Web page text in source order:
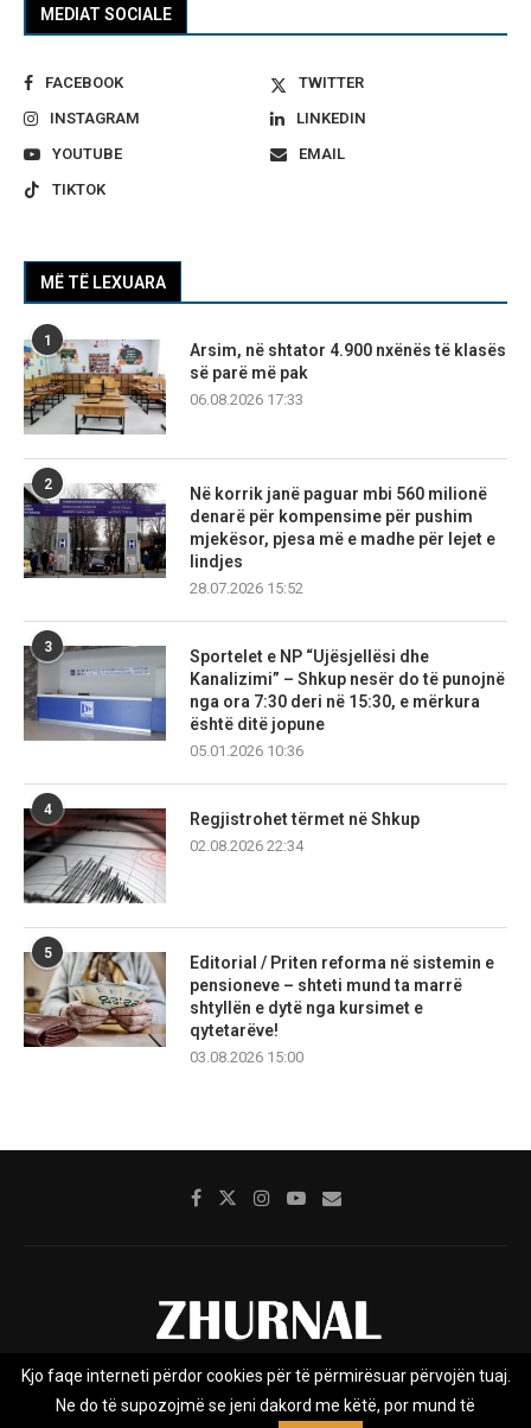
MEDIAT SOCIALE
FACEBOOK
TWITTER
INSTAGRAM
LINKEDIN
YOUTUBE
EMAIL
TIKTOK
MË TË LEXUARA
1
Arsim, në shtator 4.900 nxënës të klasës
së parë më pak
06.08.2026 17:33
2
Në korrik janë paguar mbi 560 milionë
denarë për kompensime për pushim
mjekësor, pjesa më e madhe për lejet e
lindjes
28.07.2026 15:52
3
Sportelet e NP “Ujësjellësi dhe
Kanalizimi” – Shkup nesër do të punojnë
nga ora 7:30 deri në 15:30, e mërkura
është ditë jopune
05.01.2026 10:36
4
Regjistrohet tërmet në Shkup
02.08.2026 22:34
5
Editorial / Priten reforma në sistemin e
pensioneve – shteti mund ta marrë
shtyllën e dytë nga kursimet e
qytetarëve!
03.08.2026 15:00
Rreth nesh Impresumi Marketing
Privacy Policy
Kjo faqe interneti përdor cookies për të përmirësuar përvojën tuaj.
Ne do të supozojmë se jeni dakord me këtë, por mund të